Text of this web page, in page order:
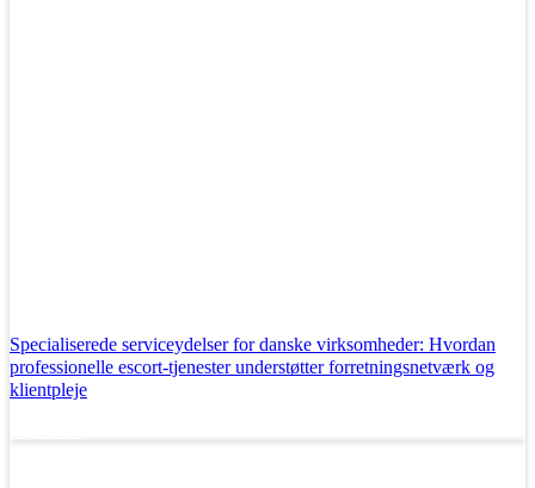
Specialiserede serviceydelser for danske virksomheder: Hvordan
professionelle escort-tjenester understøtter forretningsnetværk og
klientpleje